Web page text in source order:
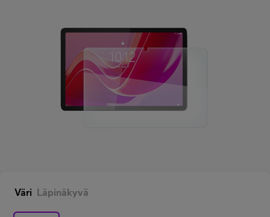
Minun Telia Yrityksille
FI EN SV
Väri Läpinäkyvä